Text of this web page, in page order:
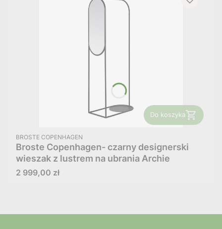
Do koszyka
PRODUCENT
BROSTE COPENHAGEN
Broste Copenhagen- czarny designerski
wieszak z lustrem na ubrania Archie
Cena
2 999,00 zł